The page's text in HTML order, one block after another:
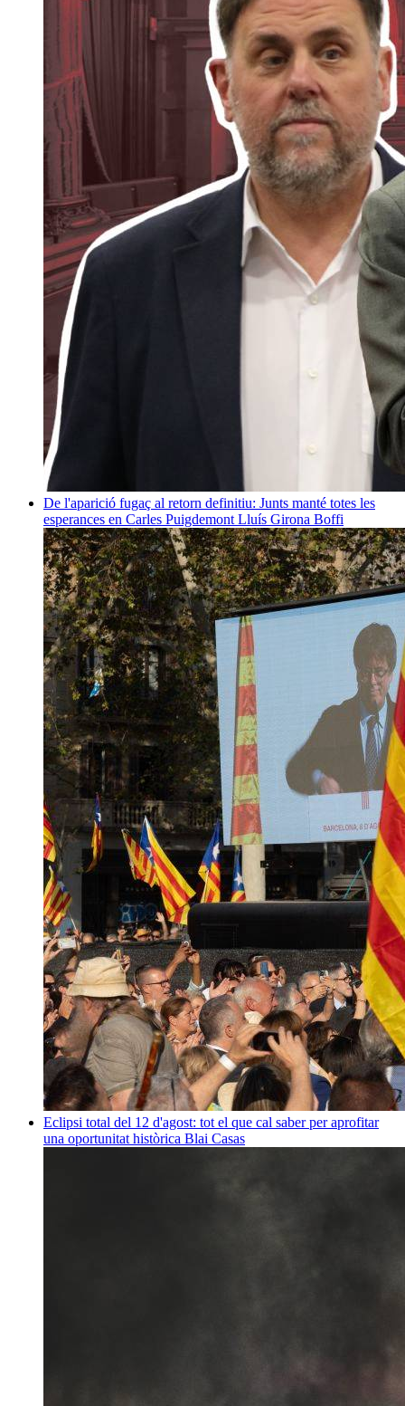
De l'aparició fugaç al retorn definitiu: Junts manté totes les
esperances en Carles Puigdemont Lluís Girona Boffi
Eclipsi total del 12 d'agost: tot el que cal saber per aprofitar
una oportunitat històrica Blai Casas